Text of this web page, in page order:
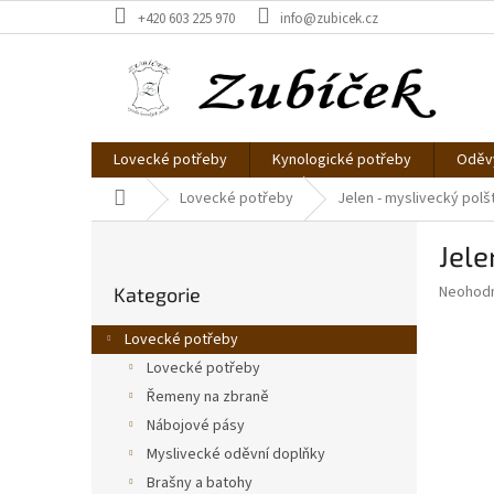
na
+420 603 225 970 info@zubicek.cz
Lovecké potřeby Kynologické potřeby
Domů Lovecké potřeby Jelen - myslivecký
r
a
kategorie
Kategorie
Lovecké potřeby
Lovecké potřeby
Řemeny na zbraně
Nábojové pásy
Myslivecké oděvní doplňky
Brašny a batohy